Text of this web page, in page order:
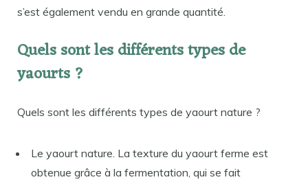
s’est également vendu en grande quantité.
Quels sont les différents types de
yaourts ?
Quels sont les différents types de yaourt nature ?
Le yaourt nature. La texture du yaourt ferme est
obtenue grâce à la fermentation, qui se fait